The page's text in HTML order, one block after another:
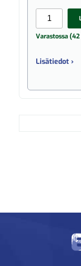
Varastossa
Lisätiedot ›